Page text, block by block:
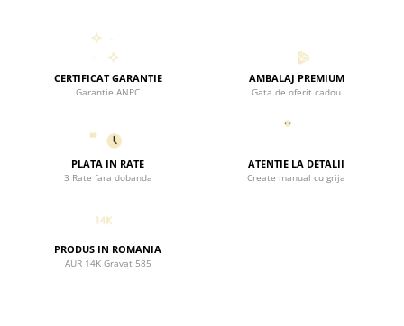
CERTIFICAT GARANTIE
Garantie ANPC
AMBALAJ PREMIUM
Gata de oferit cadou
PLATA IN RATE
3 Rate fara dobanda
ATENTIE LA DETALII
Create manual cu grija
PRODUS IN ROMANIA
AUR 14K Gravat 585